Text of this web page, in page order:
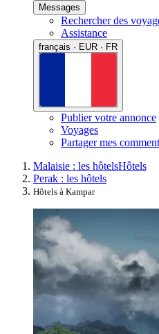
Messages
Rechercher des
Assistance
français · EUR · FR
Publier votre annonce
Voyages
Partager mes
Malaisie : les hôtelsHôtels
Perak : les hôtels
Hôtels à Kampar